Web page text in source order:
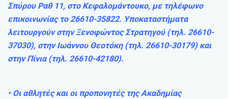
Σπύρου Ραθ 11, στο Κεφαλομάντουκο, με τηλέφωνο
επικοινωνίας το 26610-35822. Υποκαταστήματα
λειτουργούν στην Ξενοφώντος Στρατηγού (τηλ. 26610-
37030), στην Ιωάννου Θεοτόκη (τηλ. 26610-30179) και
στην Πίνια (τηλ. 26610-42180).
• Οι αθλητές και οι προπονητές της Ακαδημίας